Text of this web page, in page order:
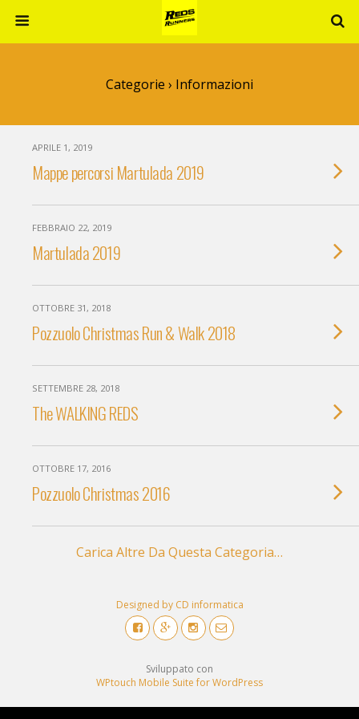
Categorie › Informazioni
APRILE 1, 2019
Mappe percorsi Martulada 2019
FEBBRAIO 22, 2019
Martulada 2019
OTTOBRE 31, 2018
Pozzuolo Christmas Run & Walk 2018
SETTEMBRE 28, 2018
The WALKING REDS
OTTOBRE 17, 2016
Pozzuolo Christmas 2016
Carica Altre Da Questa Categoria…
Designed by CD informatica
Sviluppato con
WPtouch Mobile Suite for WordPress